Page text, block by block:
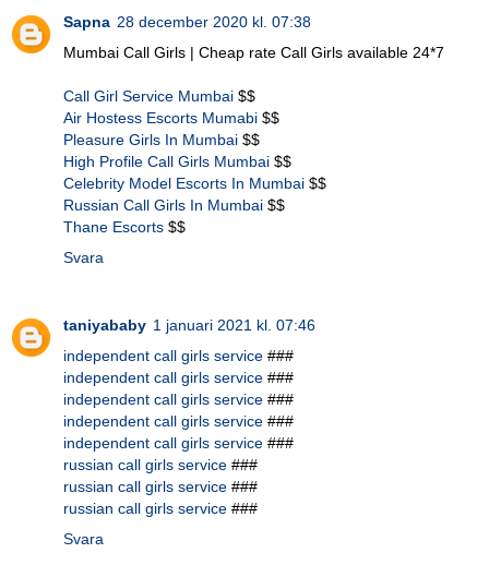
Sapna 28 december 2020 kl. 07:38
Mumbai Call Girls | Cheap rate Call Girls available 24*7
Call Girl Service Mumbai $$
Air Hostess Escorts Mumabi $$
Pleasure Girls In Mumbai $$
High Profile Call Girls Mumbai $$
Celebrity Model Escorts In Mumbai $$
Russian Call Girls In Mumbai $$
Thane Escorts $$
Svara
taniyababy 1 januari 2021 kl. 07:46
independent call girls service ###
independent call girls service ###
independent call girls service ###
independent call girls service ###
independent call girls service ###
russian call girls service ###
russian call girls service ###
russian call girls service ###
Svara